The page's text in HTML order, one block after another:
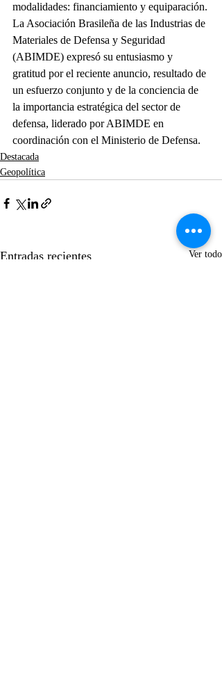
modalidades: financiamiento y equiparación.
La Asociación Brasileña de las Industrias de
Materiales de Defensa y Seguridad
(ABIMDE) expresó su entusiasmo y
gratitud por el reciente anuncio, resultado de
un esfuerzo conjunto y de la conciencia de
la importancia estratégica del sector de
defensa, liderado por ABIMDE en
coordinación con el Ministerio de Defensa.
Destacada
Geopolítica
Entradas recientes Ver todo